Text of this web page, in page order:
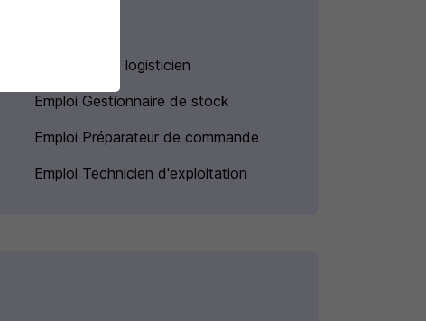
Emploi Agent logisticien
Emploi Gestionnaire de stock
Emploi Préparateur de commande
Emploi Technicien d'exploitation